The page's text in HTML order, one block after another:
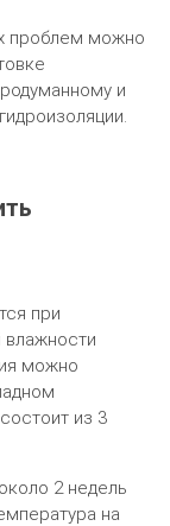
проблем можно
и
при
влажности
можно
из 3
2 недель
на